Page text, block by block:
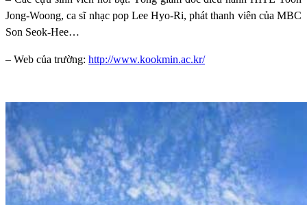
Jong-Woong, ca sĩ nhạc pop Lee Hyo-Ri, phát thanh viên của MBC
Son Seok-Hee…
– Web của trường: http://www.kookmin.ac.kr/